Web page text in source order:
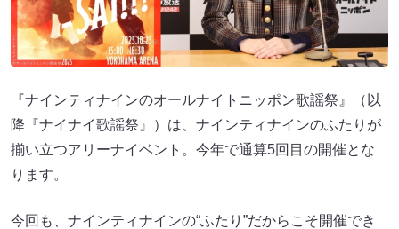
『ナインティナインのオールナイトニッポン歌謡祭』（以
降『ナイナイ歌謡祭』）は、ナインティナインのふたりが
揃い立つアリーナイベント。今年で通算5回目の開催とな
ります。
今回も、ナインティナインの“ふたり”だからこそ開催でき